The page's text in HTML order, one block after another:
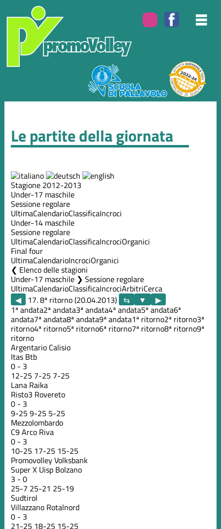
Le partite della giornata
Stagione 2012-2013
Under-17 maschile
Sessione regolare
UltimaCalendarioClassificaIncroci
Under-14 maschile
Sessione regolare
UltimaCalendarioClassificaIncrociOrganici
Final four
UltimaCalendarioIncrociOrganici
Elenco delle stagioni
Under-17 maschile ❯ Sessione regolare
UltimaCalendarioClassificaIncrociArbitriCerca
◀
17. 8ª ritorno (20.04.2013)
▶
1ª andata2ª andata3ª andata4ª andata5ª andata6ª
andata7ª andata8ª andata9ª andata1ª ritorno2ª ritorno3ª
ritorno4ª ritorno5ª ritorno6ª ritorno7ª ritorno8ª ritorno9ª
ritorno
Argentario Calisio
Itas Btb
0 - 3
12-25 7-25 7-25
Lana Raika
Risto3 Rovereto
0 - 3
9-25 9-25 5-25
Mezzolombardo
C9 Arco Riva
0 - 3
10-25 17-25 15-25
Promovolley Volksbank
Super X Uisp Bolzano
3 -0
25-7 25-21 25-19
Sudtirol
Villazzano Rotalnord
0 - 3
21-25 18-25 15-25